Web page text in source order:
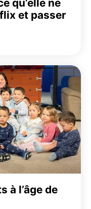
qu’elle ne
et passer
à l’âge de